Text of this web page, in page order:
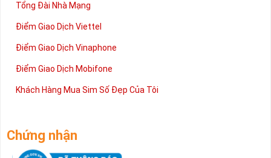
Tổng Đài Nhà Mạng
Điểm Giao Dịch Viettel
Điểm Giao Dịch Vinaphone
Điểm Giao Dịch Mobifone
Khách Hàng Mua Sim Số Đẹp Của Tôi
Chứng nhận